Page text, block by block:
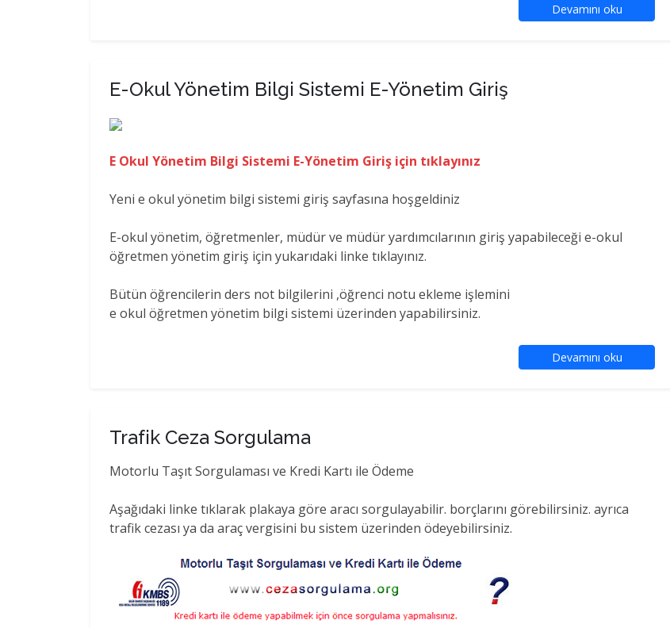
Devamını oku
E-Okul Yönetim Bilgi Sistemi E-Yönetim Giriş
E Okul Yönetim Bilgi Sistemi E-Yönetim Giriş için tıklayınız
Yeni e okul yönetim bilgi sistemi giriş sayfasına hoşgeldiniz
E-okul yönetim, öğretmenler, müdür ve müdür yardımcılarının giriş yapabileceği e-okul
öğretmen yönetim giriş için yukarıdaki linke tıklayınız.
Bütün öğrencilerin ders not bilgilerini ,öğrenci notu ekleme işlemini
e okul öğretmen yönetim bilgi sistemi üzerinden yapabilirsiniz.
Devamını oku
Trafik Ceza Sorgulama
Motorlu Taşıt Sorgulaması ve Kredi Kartı ile Ödeme
Aşağıdaki linke tıklarak plakaya göre aracı sorgulayabilir. borçlarını görebilirsiniz. ayrıca
trafik cezası ya da araç vergisini bu sistem üzerinden ödeyebilirsiniz.